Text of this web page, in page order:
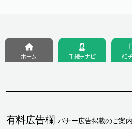
有料広告欄 バナー広告掲載のご案内
ホーム 手続きナビ AI